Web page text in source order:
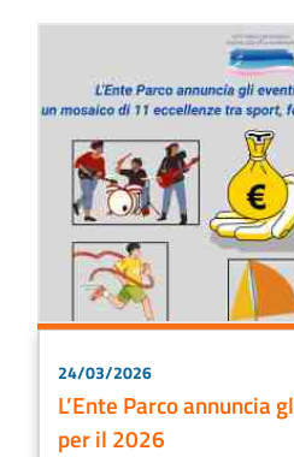
24/03/2026
L’Ente Parco annuncia
per il 2026